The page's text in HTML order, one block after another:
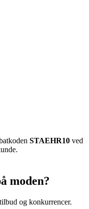
STAEHR10 ved
moden?
og konkurrencer.